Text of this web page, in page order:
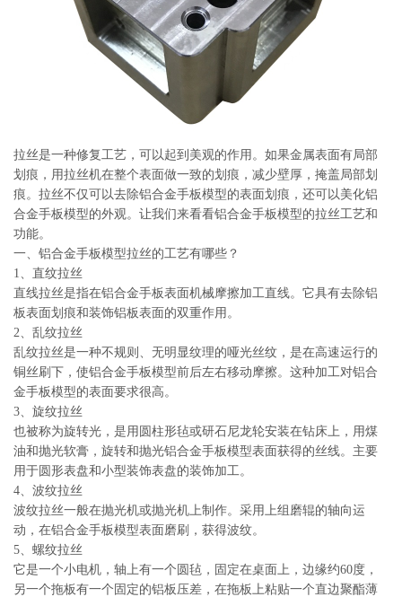
拉丝是一种修复工艺，可以起到美观的作用。如果金属表面有局部
划痕，用拉丝机在整个表面做一致的划痕，减少壁厚，掩盖局部划
痕。拉丝不仅可以去除铝合金手板模型的表面划痕，还可以美化铝
合金手板模型的外观。让我们来看看铝合金手板模型的拉丝工艺和
功能。
一、铝合金手板模型拉丝的工艺有哪些？
1、直纹拉丝
直线拉丝是指在铝合金手板表面机械摩擦加工直线。它具有去除铝
板表面划痕和装饰铝板表面的双重作用。
2、乱纹拉丝
乱纹拉丝是一种不规则、无明显纹理的哑光丝纹，是在高速运行的
铜丝刷下，使铝合金手板模型前后左右移动摩擦。这种加工对铝合
金手板模型的表面要求很高。
3、旋纹拉丝
也被称为旋转光，是用圆柱形毡或研石尼龙轮安装在钻床上，用煤
油和抛光软膏，旋转和抛光铝合金手板模型表面获得的丝线。主要
用于圆形表盘和小型装饰表盘的装饰加工。
4、波纹拉丝
波纹拉丝一般在抛光机或抛光机上制作。采用上组磨辊的轴向运
动，在铝合金手板模型表面磨刷，获得波纹。
5、螺纹拉丝
它是一个小电机，轴上有一个圆毡，固定在桌面上，边缘约60度，
另一个拖板有一个固定的铝板压差，在拖板上粘贴一个直边聚酯薄